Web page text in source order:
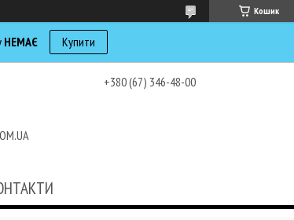
Кошик
НЕМАЄ Купити
+380 (67) 346-48-00